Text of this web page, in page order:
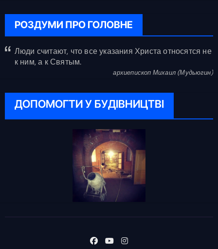
РОЗДУМИ ПРО ГОЛОВНЕ
Люди считают, что все указания Христа относятся не
к ним, а к Святым.
архиепископ Михаил (Мудьюгин)
ДОПОМОГТИ У БУДІВНИЦТВІ